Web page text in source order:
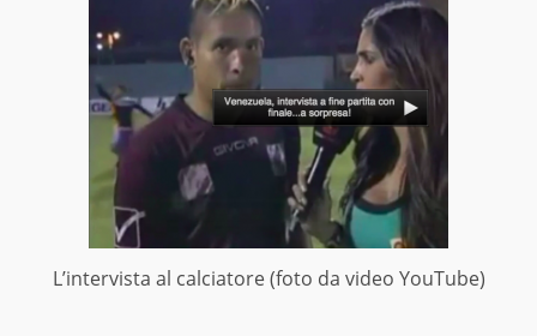
L’intervista al calciatore (foto da video YouTube)